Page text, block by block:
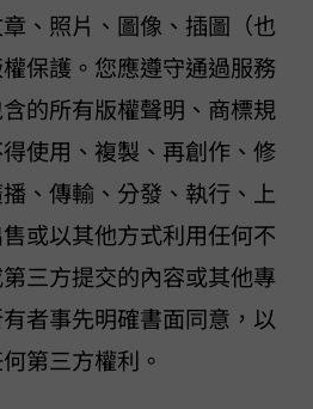
、照片、圖像、插圖（也
權保護。您應遵守通過服務
的所有版權聲明、商標規
使用、複製、再創作、修
、傳輸、分發、執行、上
或以其他方式利用任何不
三方提交的內容或其他專
有者事先明確書面同意，以
何第三方權利。